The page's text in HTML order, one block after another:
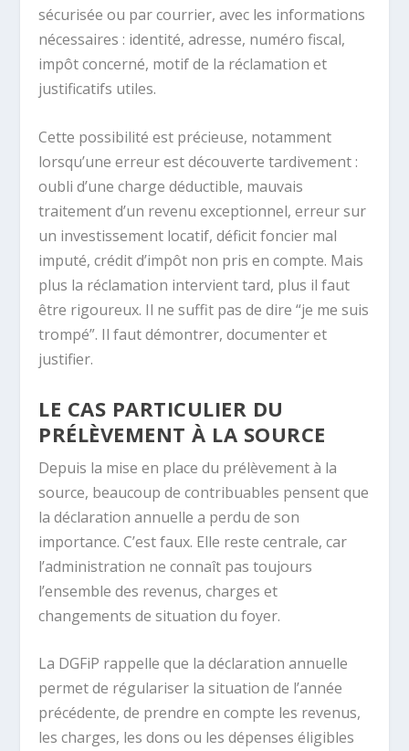
sécurisée ou par courrier, avec les informations
nécessaires : identité, adresse, numéro fiscal,
impôt concerné, motif de la réclamation et
justificatifs utiles.
Cette possibilité est précieuse, notamment
lorsqu’une erreur est découverte tardivement :
oubli d’une charge déductible, mauvais
traitement d’un revenu exceptionnel, erreur sur
un investissement locatif, déficit foncier mal
imputé, crédit d’impôt non pris en compte. Mais
plus la réclamation intervient tard, plus il faut
être rigoureux. Il ne suffit pas de dire “je me suis
trompé”. Il faut démontrer, documenter et
justifier.
LE CAS PARTICULIER DU
PRÉLÈVEMENT À LA SOURCE
Depuis la mise en place du prélèvement à la
source, beaucoup de contribuables pensent que
la déclaration annuelle a perdu de son
importance. C’est faux. Elle reste centrale, car
l’administration ne connaît pas toujours
l’ensemble des revenus, charges et
changements de situation du foyer.
La DGFiP rappelle que la déclaration annuelle
permet de régulariser la situation de l’année
précédente, de prendre en compte les revenus,
les charges, les dons ou les dépenses éligibles